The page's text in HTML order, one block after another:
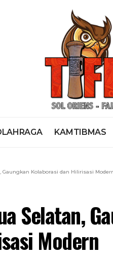
KAMTIBMAS
Gaungkan Kolaborasi dan Hilirisasi
Selatan,
Modern